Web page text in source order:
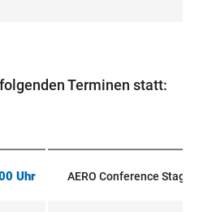
Terminen statt:
Uhr AERO Conference Stage